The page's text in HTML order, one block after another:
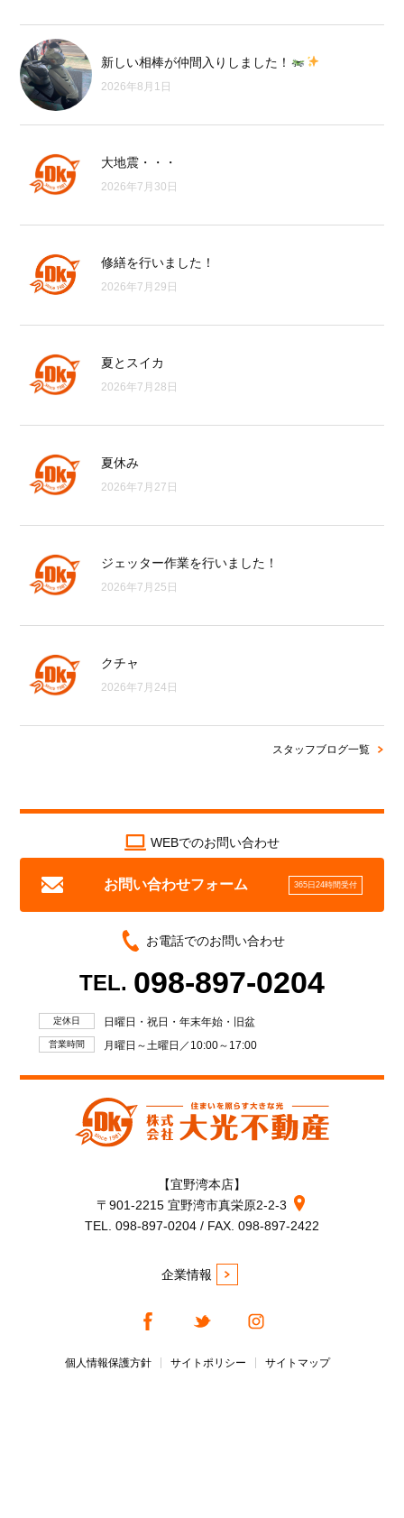
新しい相棒が仲間入りしました！
2026年8月1日
大地震・・・
2026年7月30日
修繕を行いました！
2026年7月29日
夏とスイカ
2026年7月28日
夏休み
2026年7月27日
ジェッター作業を行いました！
2026年7月25日
クチャ
2026年7月24日
スタッフブログ一覧
WEBでのお問い合わせ
お問い合わせフォーム 365日24時間受付
お電話でのお問い合わせ
TEL. 098-897-0204
定休日 日曜日・祝日・年末年始・旧盆
営業時間 月曜日～土曜日／10:00～17:00
【宜野湾本店】
〒901-2215 宜野湾市真栄原2-2-3
TEL. 098-897-0204 / FAX. 098-897-2422
企業情報
個人情報保護方針 サイトポリシー サイトマップ